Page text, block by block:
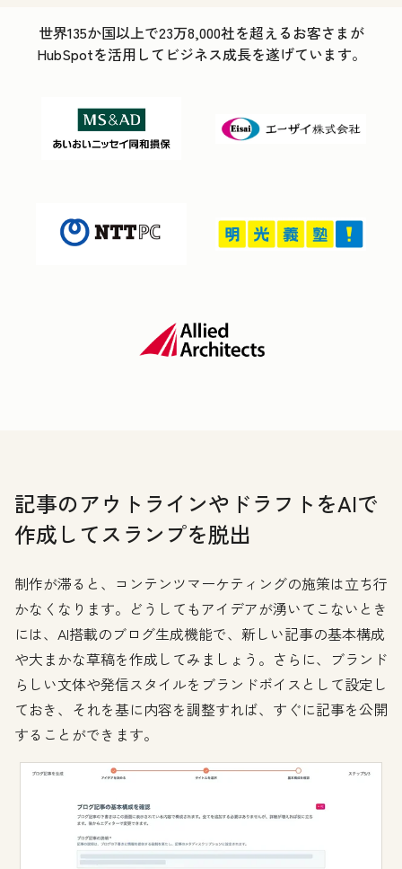
世界135か国以上で23万8,000社を超えるお客さまが
HubSpotを活用してビジネス成長を遂げています。
記事のアウトラインやドラフトをAIで
作成してスランプを脱出
制作が滞ると、コンテンツマーケティングの施策は立ち行
かなくなります。どうしてもアイデアが湧いてこないとき
には、AI搭載のブログ生成機能で、新しい記事の基本構成
や大まかな草稿を作成してみましょう。さらに、ブランド
らしい文体や発信スタイルをブランドボイスとして設定し
ておき、それを基に内容を調整すれば、すぐに記事を公開
することができます。